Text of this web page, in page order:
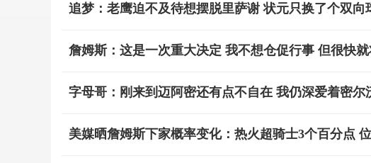
追梦：老鹰迫不及待想摆脱里萨谢 状元只换了个双向
詹姆斯：这是一次重大决定 我不想仓促行事 但很快
字母哥：刚来到迈阿密还有点不自在 我仍深爱着密尔
美媒晒詹姆斯下家概率变化：热火超骑士3个百分点